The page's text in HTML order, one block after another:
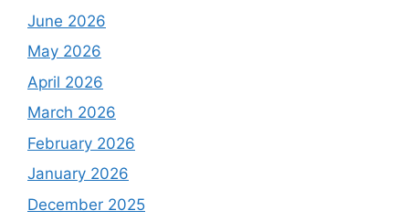
June 2026
May 2026
April 2026
March 2026
February 2026
January 2026
December 2025